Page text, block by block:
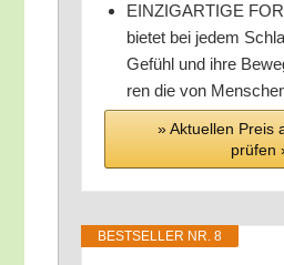
EINZIGARTIGE
bie­tet bei jedem
Gefühl und ihre
ren die von
» Aktu­el­len Preis
prü­fen
BEST­SEL­LER NR. 8